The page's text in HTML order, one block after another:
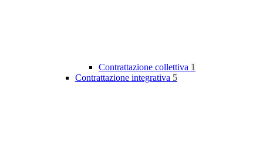
Contrattazione collettiva 1
Contrattazione integrativa 5